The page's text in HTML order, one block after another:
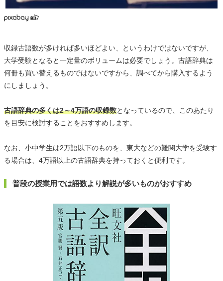
収録古語数が多ければ多いほどよい、というわけではないですが、
大学受験となると一定量のボリュームは必要でしょう。古語辞典は
何冊も買い替えるものではないですから、調べてから購入するよう
にしましょう。
古語辞典の多くは2～4万語の収録数となっているので、このあたり
を目安に検討することをおすすめします。
なお、小中学生は2万語以下のものを、東大などの難関大学を受験す
る場合は、4万語以上の古語辞典を持っておくと便利です。
普段の授業用では語数より解説が多いものがおすすめ